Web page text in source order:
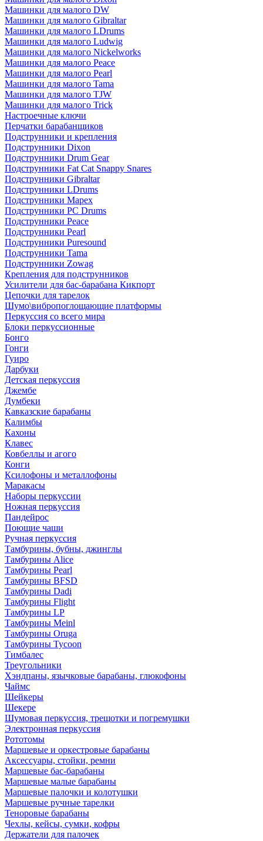
Машинки для малого DW
Машинки для малого Gibraltar
Машинки для малого LDrums
Машинки для малого Ludwig
Машинки для малого Nickelworks
Машинки для малого Peace
Машинки для малого Pearl
Машинки для малого Tama
Машинки для малого TJW
Машинки для малого Trick
Настроечные ключи
Перчатки барабанщиков
Подструнники и крепления
Подструнники Dixon
Подструнники Drum Gear
Подструнники Fat Cat Snappy Snares
Подструнники Gibraltar
Подструнники LDrums
Подструнники Mapex
Подструнники PC Drums
Подструнники Peace
Подструнники Pearl
Подструнники Puresound
Подструнники Tama
Подструнники Zowag
Крепления для подструнников
Усилители для бас-барабана Кикпорт
Цепочки для тарелок
Шумо\вибропоглощающие платформы
Перкуссия со всего мира
Блоки перкуссионные
Бонго
Гонги
Гуиро
Дарбуки
Детская перкуссия
Джембе
Думбеки
Кавказские барабаны
Калимбы
Кахоны
Клавес
Ковбеллы и агого
Конги
Ксилофоны и металлофоны
Маракасы
Наборы перкуссии
Ножная перкуссия
Пандейрос
Поющие чаши
Ручная перкуссия
Тамбурины, бубны, джинглы
Тамбурины Alice
Тамбурины Pearl
Тамбурины BFSD
Тамбурины Dadi
Тамбурины Flight
Тамбурины LP
Тамбурины Meinl
Тамбурины Oruga
Тамбурины Tycoon
Тимбалес
Треугольники
Хэндпаны, язычковые барабаны, глюкофоны
Чаймс
Шейкеры
Шекере
Шумовая перкуссия, трещотки и погремушки
Электронная перкуссия
Рототомы
Маршевые и оркестровые барабаны
Аксессуары, стойки, ремни
Маршевые бас-барабаны
Маршевые малые барабаны
Маршевые палочки и колотушки
Маршевые ручные тарелки
Теноровые барабаны
Чехлы, кейсы, сумки, кофры
Держатели для палочек